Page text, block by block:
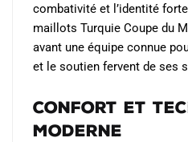
combativité et l’identité forte
maillots Turquie Coupe du
avant une équipe connue
et le soutien fervent de ses
Confort et
Moderne